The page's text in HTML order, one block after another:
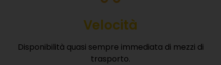
Velocità
Disponibilità quasi sempre immediata di mezzi di
trasporto.